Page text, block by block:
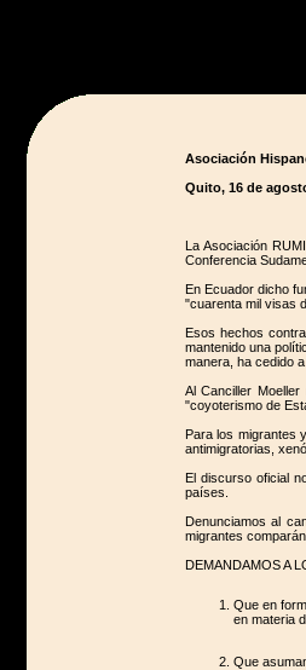
Asociación
Quito, 16 de
La Asociación
Conferencia
En Ecuador dicho
"cuarenta mil visas
Esos hechos
mantenido una
manera, ha cedido
Al Canciller
"coyoterismo de
Para los migrantes
antimigratorias,
El discurso oficial
países.
Denunciamos al
migrantes
DEMANDAMOS A
Que en
en materia
Que